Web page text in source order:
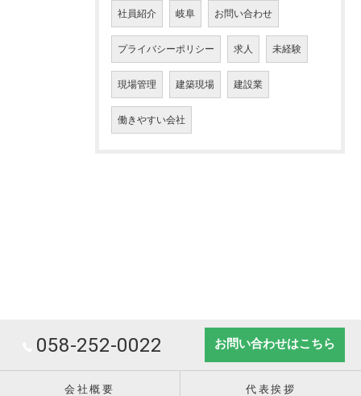
社員紹介 岐阜 お問い合わせ
プライバシーポリシー 求人 未経験
現場管理 建築現場 建設業
働きやすい会社
058-252-0022 お問い合わせはこちら
会社概要 代表挨拶